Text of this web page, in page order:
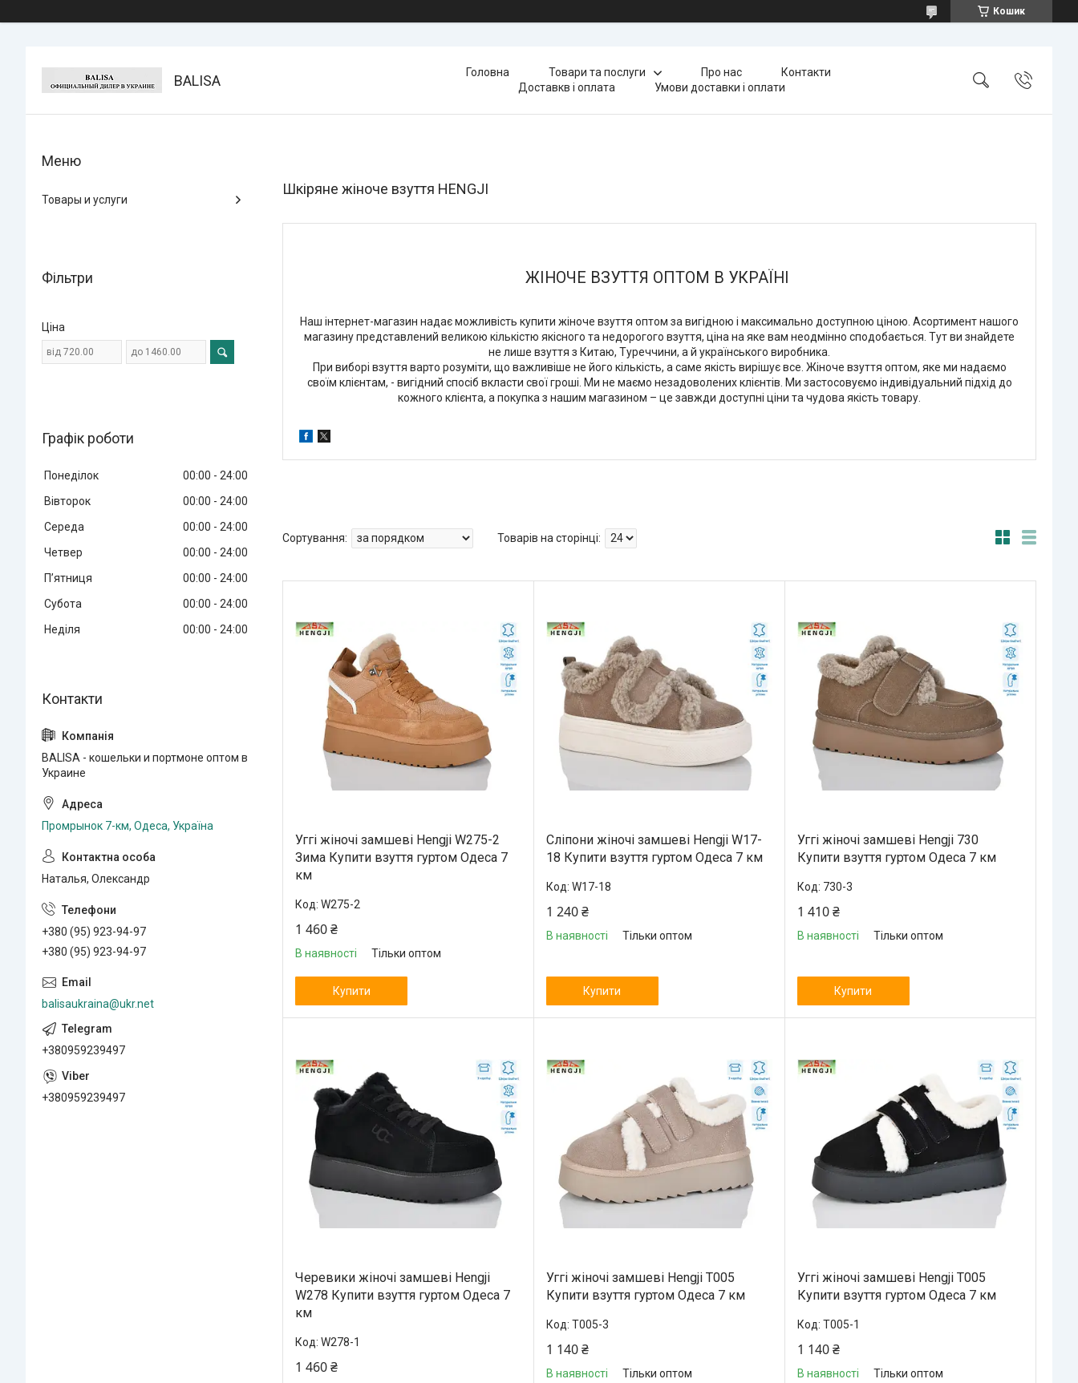
Кошик
BALISA Головна Товари та послуги Про нас
Контакти
Доставкв і оплата
Умови доставки і оплати
Шкіряне жіноче взуття HENGJI
ЖІНОЧЕ ВЗУТТЯ ОПТОМ В УКРАЇНІ
Наш інтернет-магазин надає можливість купити жіноче взуття оптом за вигідною і максимально доступною ціною. Асортимент нашого
магазину представлений великою кількістю якісного та недорогого взуття, ціна на яке вам неодмінно сподобається. Тут ви знайдете
не лише взуття з Китаю, Туреччини, а й українського виробника.
При виборі взуття варто розуміти, що важливіше не його кількість, а саме якість вирішує все. Жіноче взуття оптом, яке ми надаємо
своїм клієнтам, - вигідний спосіб вкласти свої гроші. Ми не маємо незадоволених клієнтів. Ми застосовуємо індивідуальний підхід до
кожного клієнта, а покупка з нашим магазином – це завжди доступні ціни та чудова якість товару.
Уггі жіночі замшеві Hengji W275-2
Зима Купити взуття гуртом Одеса 7
км
W275-2
1 460 ₴
В наявності Тільки оптом
Купити
Сліпони жіночі замшеві Hengji W17-
18 Купити взуття гуртом Одеса 7 км
W17-18
1 240 ₴
В наявності Тільки оптом
Купити
Уггі жіночі замшеві Hengji 730
Купити взуття гуртом Одеса 7 км
730-3
1 410 ₴
В наявності Тільки оптом
Купити
Черевики жіночі замшеві Hengji
W278 Купити взуття гуртом Одеса 7
км
W278-1
1 460 ₴
Уггі жіночі замшеві Hengji T005
Купити взуття гуртом Одеса 7 км
T005-3
1 140 ₴
В наявності Тільки оптом
Уггі жіночі замшеві Hengji T005
Купити взуття гуртом Одеса 7 км
T005-1
1 140 ₴
В наявності Тільки оптом
Товары и услуги
Фільтри
Ціна
Графік роботи
Понеділок 00:00
24:00
Вівторок
00:00
24:00
Середа
00:00
24:00
Четвер
00:00
24:00
Пʼятниця
00:00
24:00
Субота
00:00
24:00
Неділя
00:00 24:00
BALISA - кошельки и портмоне оптом в
Украине
Промрынок 7-км, Одеса, Україна
Наталья, Олександр
+380 (95) 923-94-97
+380 (95) 923-94-97
balisaukraina@ukr.net
+380959239497
+380959239497